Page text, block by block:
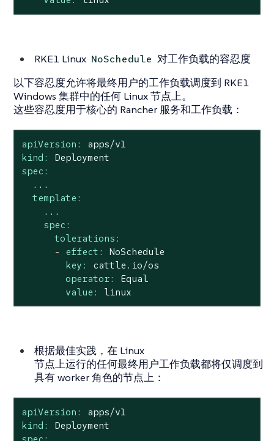
RKE1 Linux NoSchedule 对工作负载的容忍度
以下容忍度允许将最终用户的工作负载调度到 RKE1
Windows 集群中的任何 Linux 节点上。
这些容忍度用于核心的 Rancher 服务和工作负载：
apiVersion:
apps/v1
kind:
Deployment
spec:
...
template:
...
spec:
tolerations:
-
effect:
NoSchedule
key:
cattle.io/os
operator:
Equal
value:
linux
根据最佳实践，在 Linux
节点上运行的任何最终用户工作负载都将仅调度到
具有 worker 角色的节点上：
apiVersion:
apps/v1
kind:
Deployment